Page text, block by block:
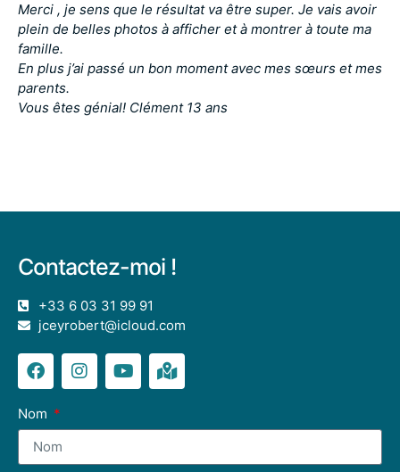
Merci , je sens que le résultat va être super. Je vais avoir
plein de belles photos à afficher et à montrer à toute ma
famille.
En plus j’ai passé un bon moment avec mes sœurs et mes
parents.
Vous êtes génial! Clément 13 ans
Contactez-moi !
+33 6 03 31 99 91
jceyrobert@icloud.com
Nom